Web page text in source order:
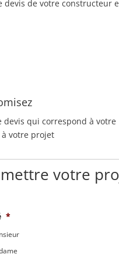
devis de votre constructeur
devis qui correspond à votre
votre projet
votre
*